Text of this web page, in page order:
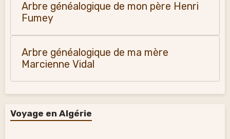
Arbre généalogique de mon père Henri
Fumey
Arbre généalogique de ma mère
Marcienne Vidal
Voyage en Algérie